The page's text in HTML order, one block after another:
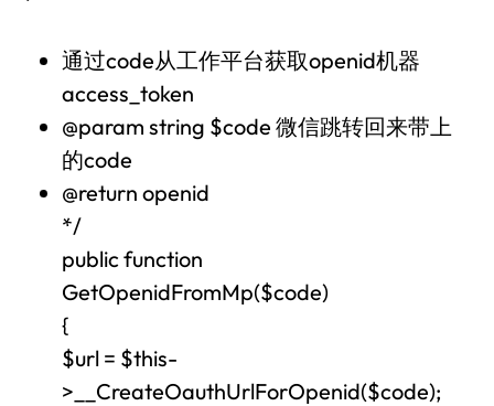
通过code从工作平台获取openid机器
access_token
@param string $code 微信跳转回来带上
的code
@return openid
*/
public function
GetOpenidFromMp($code)
{
$url = $this-
>__CreateOauthUrlForOpenid($code);